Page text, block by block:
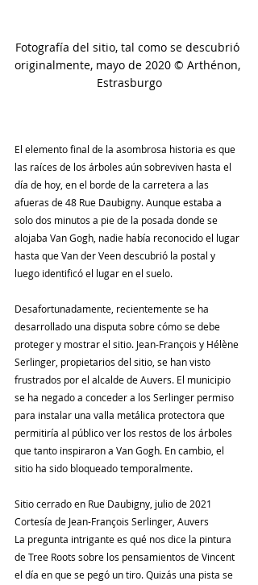
Fotografía del sitio, tal como se descubrió
originalmente, mayo de 2020 © Arthénon,
Estrasburgo
El elemento final de la asombrosa historia es que
las raíces de los árboles aún sobreviven hasta el
día de hoy, en el borde de la carretera a las
afueras de 48 Rue Daubigny. Aunque estaba a
solo dos minutos a pie de la posada donde se
alojaba Van Gogh, nadie había reconocido el lugar
hasta que Van der Veen descubrió la postal y
luego identificó el lugar en el suelo.
Desafortunadamente, recientemente se ha
desarrollado una disputa sobre cómo se debe
proteger y mostrar el sitio. Jean-François y Hélène
Serlinger, propietarios del sitio, se han visto
frustrados por el alcalde de Auvers. El municipio
se ha negado a conceder a los Serlinger permiso
para instalar una valla metálica protectora que
permitiría al público ver los restos de los árboles
que tanto inspiraron a Van Gogh. En cambio, el
sitio ha sido bloqueado temporalmente.
Sitio cerrado en Rue Daubigny, julio de 2021
Cortesía de Jean-François Serlinger, Auvers
La pregunta intrigante es qué nos dice la pintura
de Tree Roots sobre los pensamientos de Vincent
el día en que se pegó un tiro. Quizás una pista se